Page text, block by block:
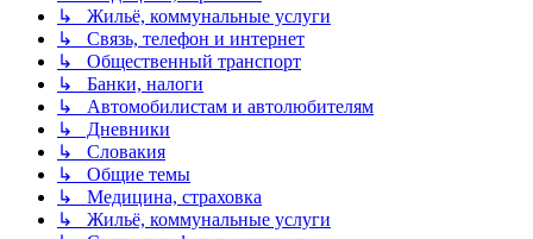
↳ Жильё, коммунальные услуги
↳ Связь, телефон и интернет
↳ Общественный транспорт
↳ Банки, налоги
↳ Автомобилистам и автолюбителям
↳ Дневники
↳ Словакия
↳ Общие темы
↳ Медицина, страховка
↳ Жильё, коммунальные услуги